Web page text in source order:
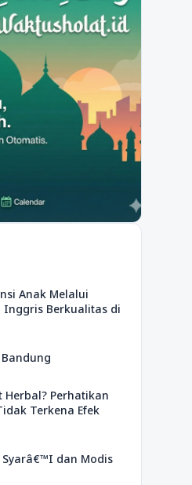
Anak Melalui
Inggris Berkualitas di
Herbal? Perhatikan
Terkena Efek
dan Modis